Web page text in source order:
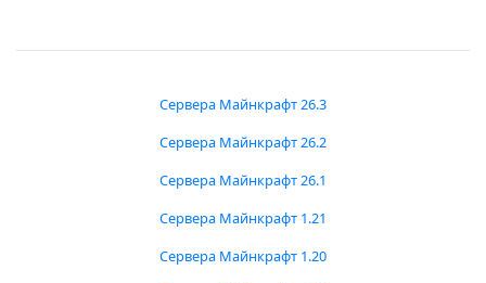
Сервера Майнкрафт 26.3
Сервера Майнкрафт 26.2
Сервера Майнкрафт 26.1
Сервера Майнкрафт 1.21
Сервера Майнкрафт 1.20